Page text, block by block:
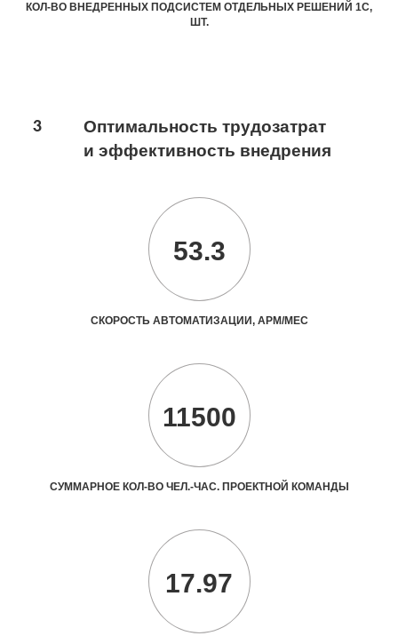
КОЛ-ВО ВНЕДРЕННЫХ ПОДСИСТЕМ ОТДЕЛЬНЫХ РЕШЕНИЙ 1С,
ШТ.
3
Оптимальность трудозатрат
и эффективность внедрения
53.3
СКОРОСТЬ АВТОМАТИЗАЦИИ, АРМ/МЕС
11500
СУММАРНОЕ КОЛ-ВО ЧЕЛ.-ЧАС. ПРОЕКТНОЙ КОМАНДЫ
17.97